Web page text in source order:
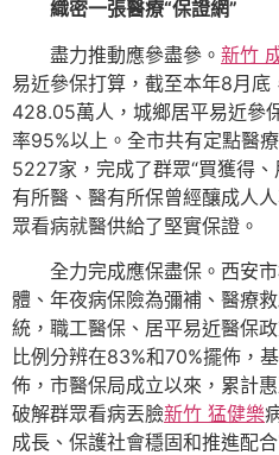
織密一張醫療“保證網”
盡力推動應參盡參。 新竹
易近參保打算，截至本年8月底
428.05萬人，城鄉居平易近參
率95%以上。全市共有定點醫
5227家，完成了群眾“買獲得
有所醫、醫有所保曾經釀成人
眾看病就醫供給了堅實保證。
全力完成應保盡保。西安
體、年夜病保險為彌補、醫療
統，職工醫保、居平易近醫保
比例分辨在83%和70%擺佈，
佈，市醫保局成立以來，累計
破解群眾看病丟臉新竹 猛健樂
成長、保護社會穩固和推進配